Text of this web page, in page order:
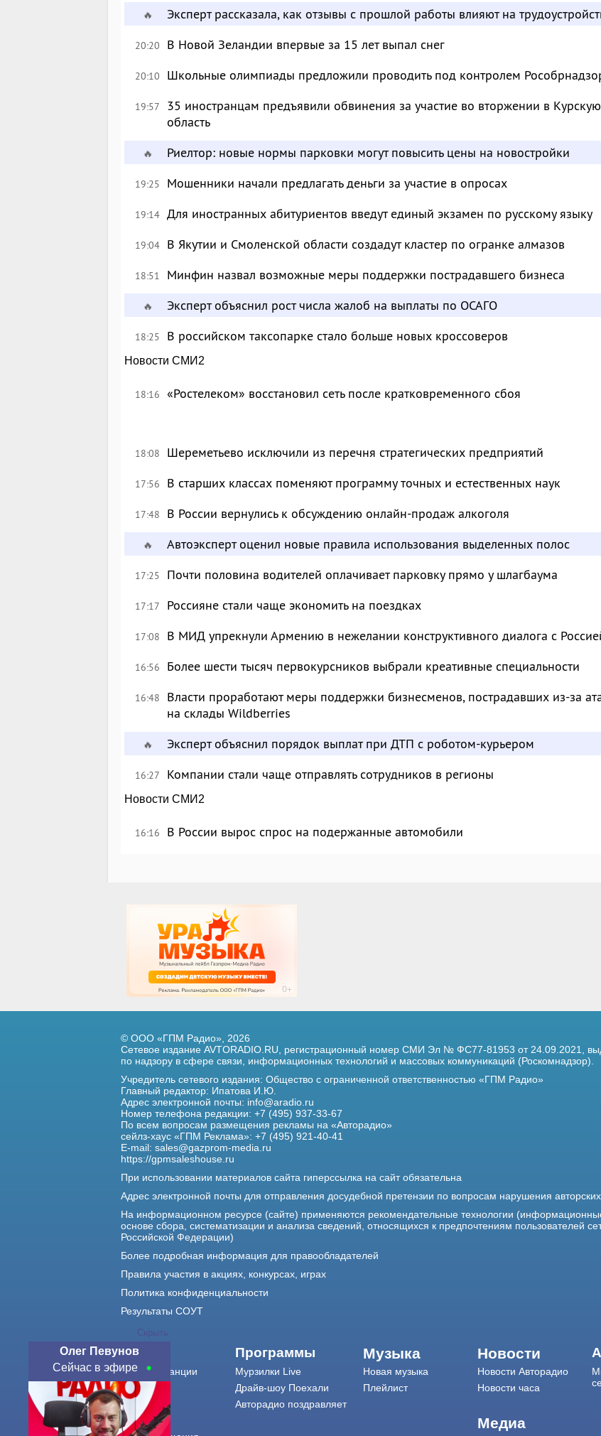
🔥 Эксперт рассказала, как отзывы с прошлой работы влияют на
20:20 В Новой Зеландии впервые за 15 лет выпал снег
20:10 Школьные олимпиады предложили проводить под контролем
19:57
35 иностранцам предъявили обвинения за участие во вторжении в Курскую
область
🔥 Риелтор: новые нормы парковки могут повысить цены на новостройки
19:25 Мошенники начали предлагать деньги за участие в опросах
19:14 Для иностранных абитуриентов введут единый экзамен по русскому языку
19:04 В Якутии и Смоленской области создадут кластер по огранке алмазов
18:51 Минфин назвал возможные меры поддержки пострадавшего бизнеса
🔥 Эксперт объяснил рост числа жалоб на выплаты по ОСАГО
18:25 В российском таксопарке стало больше новых кроссоверов
Новости СМИ2
18:16 «Ростелеком» восстановил сеть после кратковременного сбоя
18:08 Шереметьево исключили из перечня стратегических предприятий
17:56 В старших классах поменяют программу точных и естественных наук
17:48 В России вернулись к обсуждению онлайн-продаж алкоголя
🔥 Автоэксперт оценил новые правила использования выделенных полос
17:25 Почти половина водителей оплачивает парковку прямо у шлагбаума
17:17 Россияне стали чаще экономить на поездках
17:08 В МИД упрекнули Армению в нежелании конструктивного диалога с
16:56 Более шести тысяч первокурсников выбрали креативные специальности
16:48
Власти проработают меры поддержки бизнесменов, пострадавших из-за
на склады Wildberries
🔥 Эксперт объяснил порядок выплат при ДТП с роботом-курьером
16:27 Компании стали чаще отправлять сотрудников в регионы
Новости СМИ2
16:16 В России вырос спрос на подержанные автомобили
Скрыть
Олег Певунов
Сейчас в эфире
© ООО «ГПМ Радио», 2026
Сетевое издание AVTORADIO.RU, регистрационный номер СМИ Эл № ФС77-81953 от 24.09.2021,
по надзору в сфере связи, информационных технологий и массовых коммуникаций (Роскомнадзор).
Учредитель сетевого издания: Общество с ограниченной ответственностью «ГПМ Радио»
Главный редактор: Ипатова И.Ю.
Адрес электронной почты: info@aradio.ru
Номер телефона редакции: +7 (495) 937-33-67
По всем вопросам размещения рекламы на «Авторадио»
сейлз-хаус «ГПМ Реклама»: +7 (495) 921-40-41
E-mail: sales@gazprom-media.ru
https://gpmsaleshouse.ru
При использовании материалов сайта гиперссылка на сайт обязательна
Адрес электронной почты для отправления досудебной претензии по вопросам нарушения
На информационном ресурсе (сайте) применяются рекомендательные технологии
основе сбора, систематизации и анализа сведений, относящихся к предпочтениям пользователей
Российской Федерации)
Более подробная информация для правообладателей
Правила участия в акциях, конкурсах, играх
Политика конфиденциальности
Результаты СОУТ
О нас
О радиостанции
Команда
Контакты
Реклама
Программы
Мурзилки Live
Драйв-шоу Поехали
Авторадио поздравляет
Музыка
Новая музыка
Плейлист
Новости
Новости Авторадио
Новости часа
Медиа